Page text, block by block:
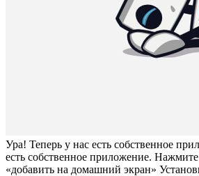
Ура! Теперь у нас есть собственное
есть собственное приложение.
«добавить на домашний экран»